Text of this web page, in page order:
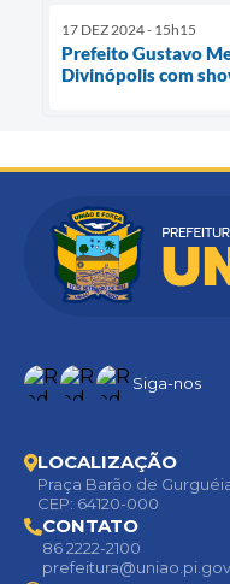
17 DEZ 2024 - 15h15
Prefeito Gustavo
Divinópolis com
Siga-nos
LOCALIZAÇÃO
Praça Barão de
CEP: 64120-000
CONTATO
86 2222-2100